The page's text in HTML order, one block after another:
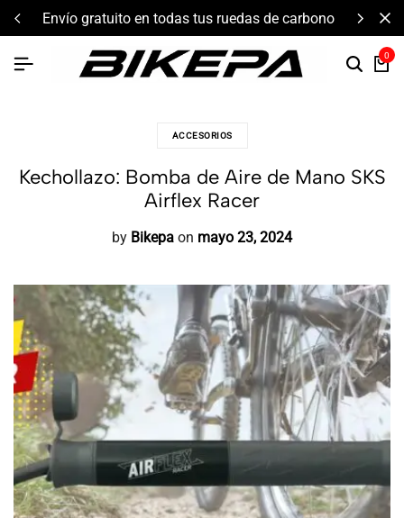
envío gratuito en todas tus ruedas de carbono
0
ACCESORIOS
Kechollazo: Bomba de Aire de Mano SKS
Airflex Racer
by Bikepa on mayo 23, 2024